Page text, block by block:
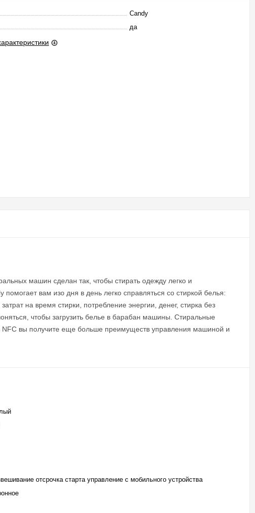
Candy
да
машин сделан так, чтобы стирать одежду легко и
вам изо дня в день легко справляться со стиркой белья:
на время стирки, потребление энергии, денег, стирка без
чтобы загрузить белье в барабан машины. Стиральные
вы получите еще больше преимуществ управления машиной и
отсрочка старта управление c мобильного устройства